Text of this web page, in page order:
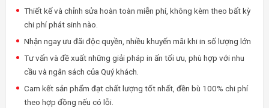
Thiết kế và chỉnh sửa hoàn toàn miễn phí, không kèm theo bất kỳ
chi phí phát sinh nào.
Nhận ngay ưu đãi độc quyền, nhiều khuyến mãi khi in số lượng lớn
Tư vấn và đề xuất những giải pháp in ấn tối ưu, phù hợp với nhu
cầu và ngân sách của Quý khách.
Cam kết sản phẩm đạt chất lượng tốt nhất, đền bù 100% chi phí
theo hợp đồng nếu có lỗi.